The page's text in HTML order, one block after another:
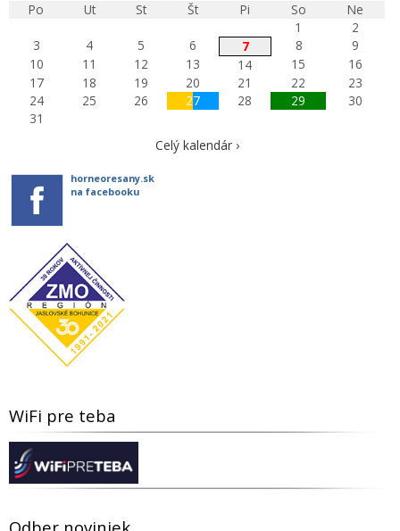
Po
Ut St Št Pi So
Ne
1
2
3
4 5 6 7 8
9
10
11 12 13 14 15
16
17
18 19 20 21 22
23
24
25 26 27 28 29
30
31
Celý kalendár ›
horneoresany.sk
na facebooku
WiFi pre teba